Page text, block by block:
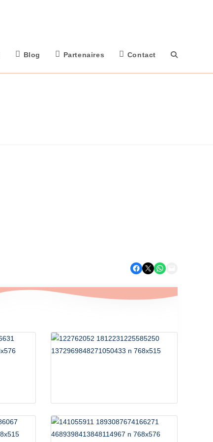
Blog Partenaires Contact Toggle
Partager sur Facebook Partager sur X Partager sur WhatsApp